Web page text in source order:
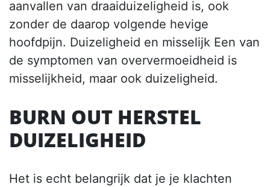
aanvallen van draaiduizeligheid is, ook
zonder de daarop volgende hevige
hoofdpijn. Duizeligheid en misselijk Een van
de symptomen van oververmoeidheid is
misselijkheid, maar ook duizeligheid.
BURN OUT HERSTEL
DUIZELIGHEID
Het is echt belangrijk dat je je klachten